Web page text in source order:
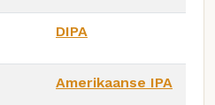
DIPA
Amerikaanse IPA